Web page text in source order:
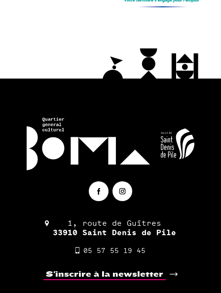
1, route de Guîtres
33910 Saint Denis de Pile
05 57 55 19 45
S'inscrire à la newsletter